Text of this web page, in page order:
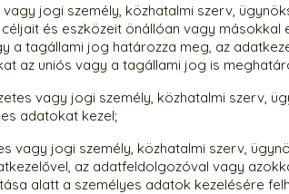
jogi személy, közhatalmi szerv,
és eszközeit önállóan vagy másokkal
a tagállami jog határozza meg, az
az uniós vagy a tagállami jog is
vagy jogi személy, közhatalmi szerv,
adatokat kezel;
vagy jogi személy, közhatalmi szerv,
az adatfeldolgozóval vagy
alatt a személyes adatok kezelésére